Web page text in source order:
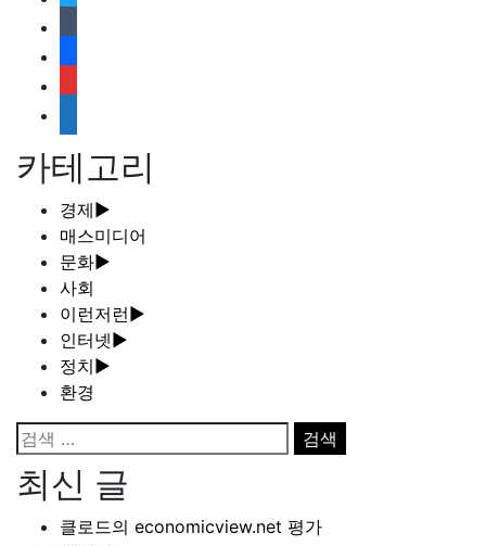
document
카테고리
경제 ►
매스미디어
문화►
사회
이런저런 ►
인터넷 ►
정치 ►
환경
검
색:
최신 글
클로드의 economicview.net 평가